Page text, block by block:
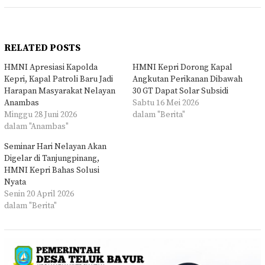
RELATED POSTS
HMNI Apresiasi Kapolda
Kepri, Kapal Patroli Baru Jadi
Harapan Masyarakat Nelayan
Anambas
Minggu 28 Juni 2026
dalam "Anambas"
HMNI Kepri Dorong Kapal
Angkutan Perikanan Dibawah
30 GT Dapat Solar Subsidi
Sabtu 16 Mei 2026
dalam "Berita"
Seminar Hari Nelayan Akan
Digelar di Tanjungpinang,
HMNI Kepri Bahas Solusi
Nyata
Senin 20 April 2026
dalam "Berita"